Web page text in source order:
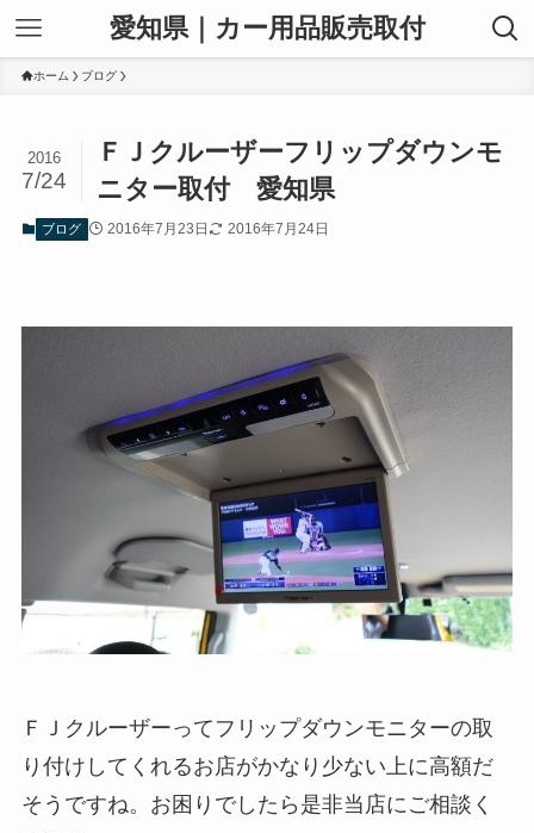
愛知県｜カー用品販売取付
ホーム ブログ
ＦＪクルーザーフリップダウンモ
ニター取付 愛知県
2016
7/24
ブログ 2016年7月23日 2016年7月24日
ＦＪクルーザーってフリップダウンモニターの取
り付けしてくれるお店がかなり少ない上に高額だ
そうですね。お困りでしたら是非当店にご相談く